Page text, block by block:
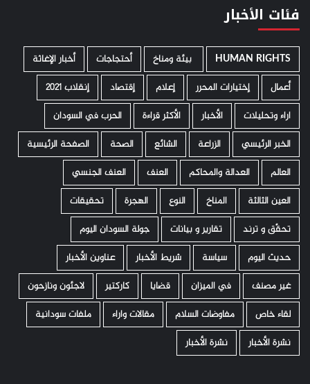
فئات الأخبار
HUMAN RIGHTS ­ بيئة ومناخ أحتجاجات
أخبار الإغاثة
أعمال
إختيارات المحرر إعلام إقتصاد
إنقلاب 2021
اراء وتحليلات
الأخبار الأكثر قراءة
الحرب في السودان
الخبر الرئيسي
الزراعة الشائع الصحة
الصفحة الرئيسية
العالم
العدالة والمحاكم العنف
العنف الجنسي
العين الثالثة
المناخ النوع الهجرة
تحقيقات
تحقّق و ترند
تقارير و بيانات
جولة السودان اليوم
حديث اليوم
سياسة شريط الأخبار
عناوين الأخبار
غير مصنف
في الميزان قضايا كاركتير
لاجئون ونازحون
لقاء خاص
مفاوضات السلام مقالات واراء
ملفات سودانية
نشرة الأخبار
نشرة الأخبار